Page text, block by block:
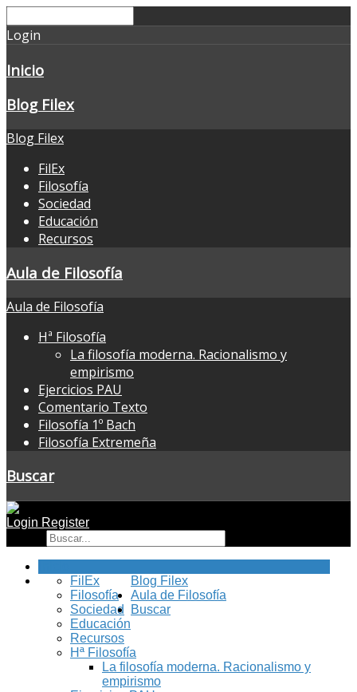
Login
Inicio
Blog Filex
Blog Filex
FilEx
Filosofía
Sociedad
Educación
Recursos
Aula de Filosofía
Aula de Filosofía
Hª Filosofía
La filosofía moderna. Racionalismo y
empirismo
Ejercicios PAU
Comentario Texto
Filosofía 1º Bach
Filosofía Extremeña
Buscar
Login Register
Blog Filex
FilEx
Filosofía
Sociedad
Educación
Recursos
Aula de Filosofía
Hª Filosofía
La filosofía moderna. Racionalismo y
empirismo
Buscar